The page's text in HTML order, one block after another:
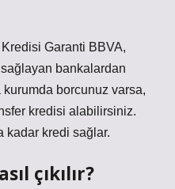
Garanti BBVA,
bankalardan
borcunuz varsa,
kredisi alabilirsiniz.
kadar kredi sağlar.
çıkılır?